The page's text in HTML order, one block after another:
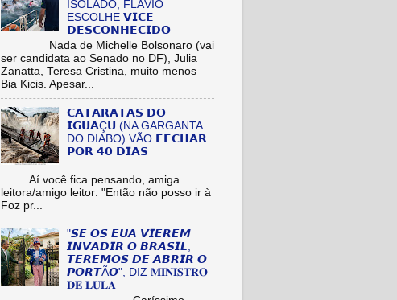
ISOLADO, FLÁVIO
ESCOLHE 𝗩𝗜𝗖𝗘
𝗗𝗘𝗦𝗖𝗢𝗡𝗛𝗘𝗖𝗜𝗗𝗢
Nada de Michelle Bolsonaro (vai
ser candidata ao Senado no DF), Julia
Zanatta, Teresa Cristina, muito menos
Bia Kicis. Apesar...
𝗖𝗔𝗧𝗔𝗥𝗔𝗧𝗔𝗦 𝗗𝗢
𝗜𝗚𝗨𝗔Ç𝗨 (NA GARGANTA
DO DIABO) VÃO 𝗙𝗘𝗖𝗛𝗔𝗥
𝗣𝗢𝗥 𝟰𝟬 𝗗𝗜𝗔𝗦
Aí você fica pensando, amiga
leitora/amigo leitor: "Então não posso ir à
Foz pr...
"𝙎𝙀 𝙊𝙎 𝙀𝙐𝘼 𝙑𝙄𝙀𝙍𝙀𝙈
𝙄𝙉𝙑𝘼𝘿𝙄𝙍 𝙊 𝘽𝙍𝘼𝙎𝙄𝙇,
𝙏𝙀𝙍𝙀𝙈𝙊𝙎 𝘿𝙀 𝘼𝘽𝙍𝙄𝙍 𝙊
𝙋𝙊𝙍𝙏Ã𝙊", DIZ 𝐌𝐈𝐍𝐈𝐒𝐓𝐑𝐎
𝐃𝐄 𝐋𝐔𝐋𝐀